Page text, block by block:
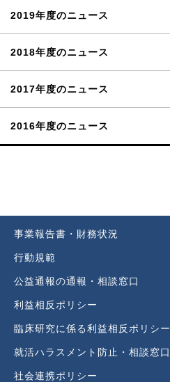
2019年度のニュース
2018年度のニュース
2017年度のニュース
2016年度のニュース
事業報告書・財務状況
行動規範
公益通報の通報・相談窓口
利益相反ポリシー
臨床研究に係る利益相反ポリシー
就活ハラスメント防止・相談窓口
社会連携ポリシー